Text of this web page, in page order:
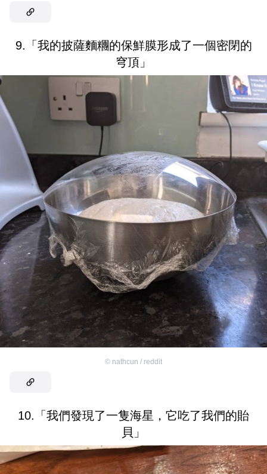
9.「我的披薩麵糰的保鮮膜形成了一個密閉的
穹頂」
© nathcun / reddit
10.「我們發現了一隻海星，它吃了我們的貽
貝」